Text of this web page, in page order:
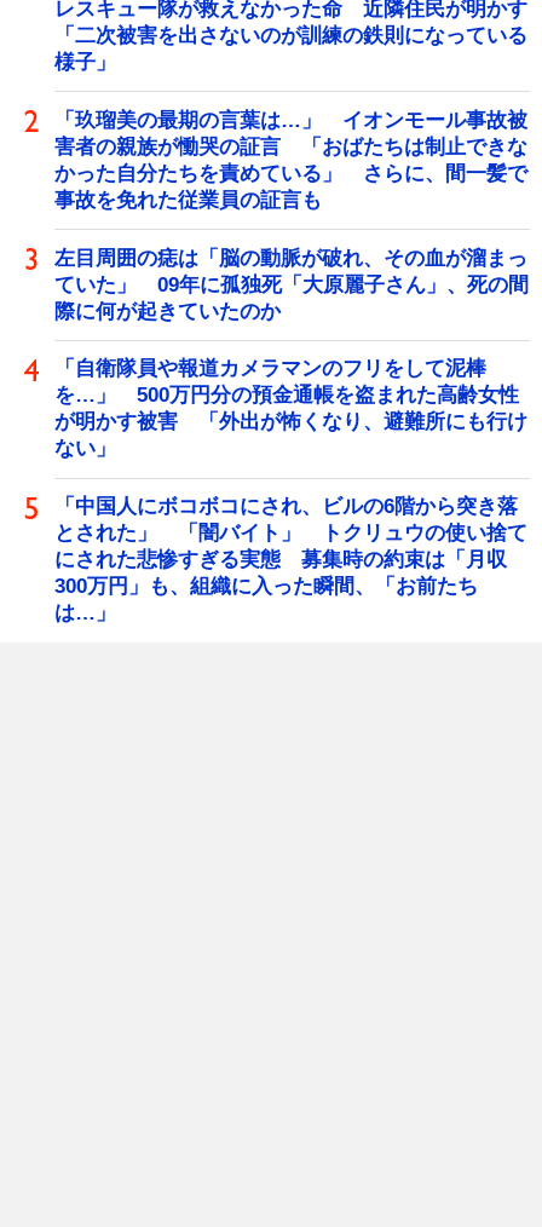
レスキュー隊が救えなかった命 近隣住民が明かす
「二次被害を出さないのが訓練の鉄則になっている
様子」
「玖瑠美の最期の言葉は…」 イオンモール事故被
害者の親族が慟哭の証言 「おばたちは制止できな
かった自分たちを責めている」 さらに、間一髪で
事故を免れた従業員の証言も
左目周囲の痣は「脳の動脈が破れ、その血が溜まっ
ていた」 09年に孤独死「大原麗子さん」、死の間
際に何が起きていたのか
「自衛隊員や報道カメラマンのフリをして泥棒
を…」 500万円分の預金通帳を盗まれた高齢女性
が明かす被害 「外出が怖くなり、避難所にも行け
ない」
「中国人にボコボコにされ、ビルの6階から突き落
とされた」 「闇バイト」 トクリュウの使い捨て
にされた悲惨すぎる実態 募集時の約束は「月収
300万円」も、組織に入った瞬間、「お前たち
は…」